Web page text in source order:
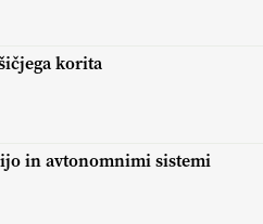
korita
in avtonomnimi sistemi